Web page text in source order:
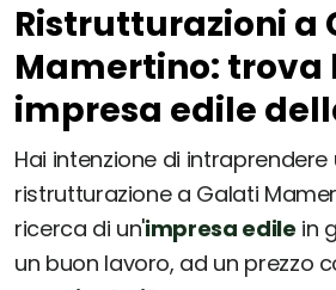
Ristrutturazioni a
Mamertino: trova
impresa edile
Hai intenzione di intraprendere
ristrutturazione a Galati
ricerca di un'impresa edile in
un buon lavoro, ad un prezzo